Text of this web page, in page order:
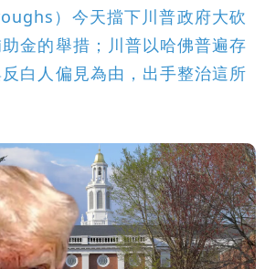
）今天擋下川普政府大砍
金的舉措；川普以哈佛普遍存
白人偏見為由，出手整治這所